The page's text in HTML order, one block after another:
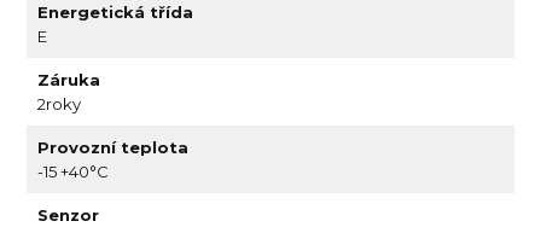
Energetická třída
E
Záruka
2roky
Provozní teplota
-15 +40°C
Senzor